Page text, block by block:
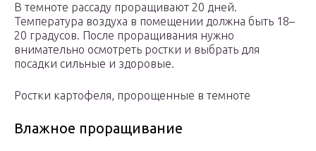
В темноте рассаду проращивают 20 дней.
Температура воздуха в помещении должна быть 18–
20 градусов. После проращивания нужно
внимательно осмотреть ростки и выбрать для
посадки сильные и здоровые.
Ростки картофеля, пророщенные в темноте
Влажное проращивание